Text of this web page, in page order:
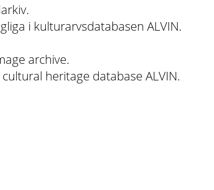
i kulturarvsdatabasen ALVIN.
archive.
heritage database ALVIN.